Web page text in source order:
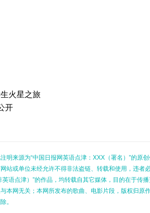
火星之旅
开
明来源为“中国日报网英语点津：XXX（署名）”的原
站或单位未经允许不得非法盗链、转载和使用，违者
语点津）”的作品，均转载自其它媒体，目的在于传
本网无关；本网所发布的歌曲、电影片段，版权归原
。